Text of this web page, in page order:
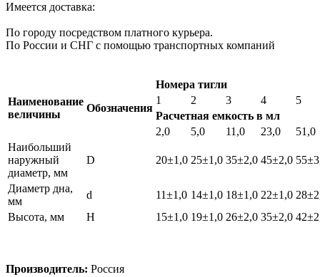
Имеется доставка:
По городу посредством платного курьера.
По России и СНГ с помощью транспортных компаний
Наименование
величины
Обозначения
Номера тигли
1
2 3 4
5
Расчетная емкость в мл
2,0
5,0 11,0 23,0
51,0
Наибольший
наружный
диаметр, мм
D 20±1,0 25±1,0 35±2,0 45±2,0
Диаметр дна,
мм
d 11±1,0 14±1,0 18±1,0 22±1,0
Высота, мм
H 15±1,0 19±1,0 26±2,0 35±2,0
Производитель: Россия